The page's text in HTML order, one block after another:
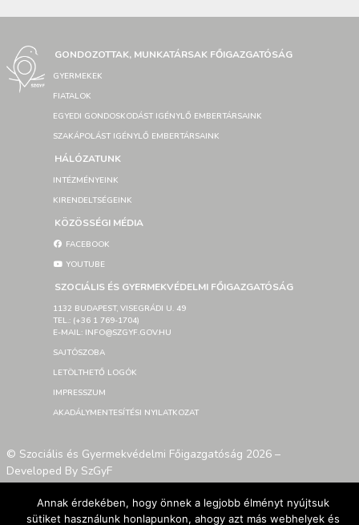
GONDOZOTTAK, MUNKATÁRSAK FŐIGAZGATÓSÁG
GYERMEKEK
FIATALOK
EGYEDI GONDOSKODÁST IGÉNYLŐ EMBERTÁRSAINK
SZAKÁPOLÁST IGÉNYLŐ EMBERTÁRSAINK
HÁLÓZATUNK
INTÉZMÉNYEINK
KIRENDELTSÉGEINK
KÖZÖSSÉGI MÉDIA
FACEBOOK
YOUTUBE
SZOCIÁLIS ÉS GYERMEKVÉDELMI FŐIGAZGATÓSÁG
1132 BUDAPEST, VISEGRÁDI U. 49
TEL.: (+36 1 769-1704)
E-MAIL: INFO@SZGYF.GOV.HU
SAJTÓSZOBA
LETÖLTHETŐ LOGÓK
IMPRESSZUM
AKADÁLYMENTESÍTÉSI NYILATKOZAT
© Szociális és Gyermekvédelmi Főigazgatóság 2026 –
Developed By SzGyF
Annak érdekében, hogy önnek a legjobb élményt nyújtsuk
sütiket használunk honlapunkon, ahogy azt más webhelyek és